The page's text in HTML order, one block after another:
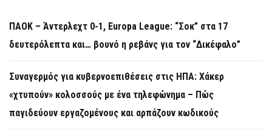
ΠΑΟΚ – Άντερλεχτ 0-1, Europa League: “Σοκ” στα 17
δευτερόλεπτα και… βουνό η ρεβάνς για τον “Δικέφαλο”
Συναγερμός για κυβερνοεπιθέσεις στις ΗΠΑ: Χάκερ
«χτυπούν» κολοσσούς με ένα τηλεφώνημα – Πώς
παγιδεύουν εργαζομένους και αρπάζουν κωδικούς